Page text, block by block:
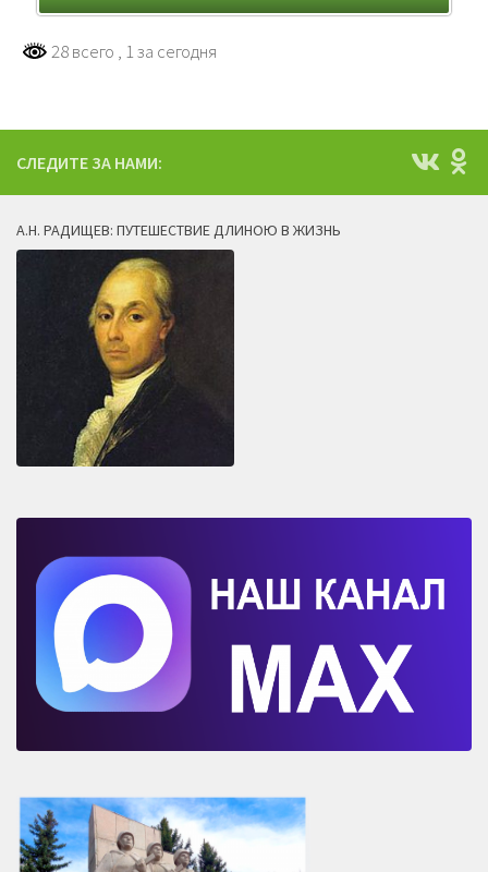
28 всего , 1 за сегодня
СЛЕДИТЕ ЗА НАМИ:
А.Н. РАДИЩЕВ: ПУТЕШЕСТВИЕ ДЛИНОЮ В ЖИЗНЬ